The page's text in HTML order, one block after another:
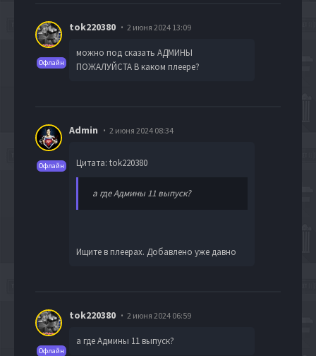
Офлайн
tok220380 2 июня 2024 13:09
можно под сказать АДМИНЫ
ПОЖАЛУЙСТА В каком плеере?
Офлайн
Admin 2 июня 2024 08:34
Цитата: tok220380
а где Админы 11 выпуск?
Ищите в плеерах. Добавлено уже давно
Офлайн
tok220380 2 июня 2024 06:59
а где Админы 11 выпуск?